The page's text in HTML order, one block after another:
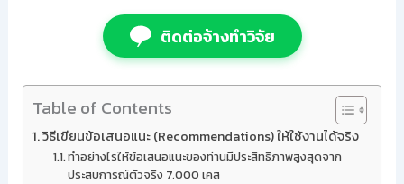
ติดต่อจ้างทำวิจัย
Table of Contents
วิธีเขียนข้อเสนอแนะ (Recommendations) ให้ใช้งานได้จริง
ทำอย่างไรให้ข้อเสนอแนะของท่านมีประสิทธิภาพสูงสุดจาก
ประสบการณ์ตัวจริง 7,000 เคส